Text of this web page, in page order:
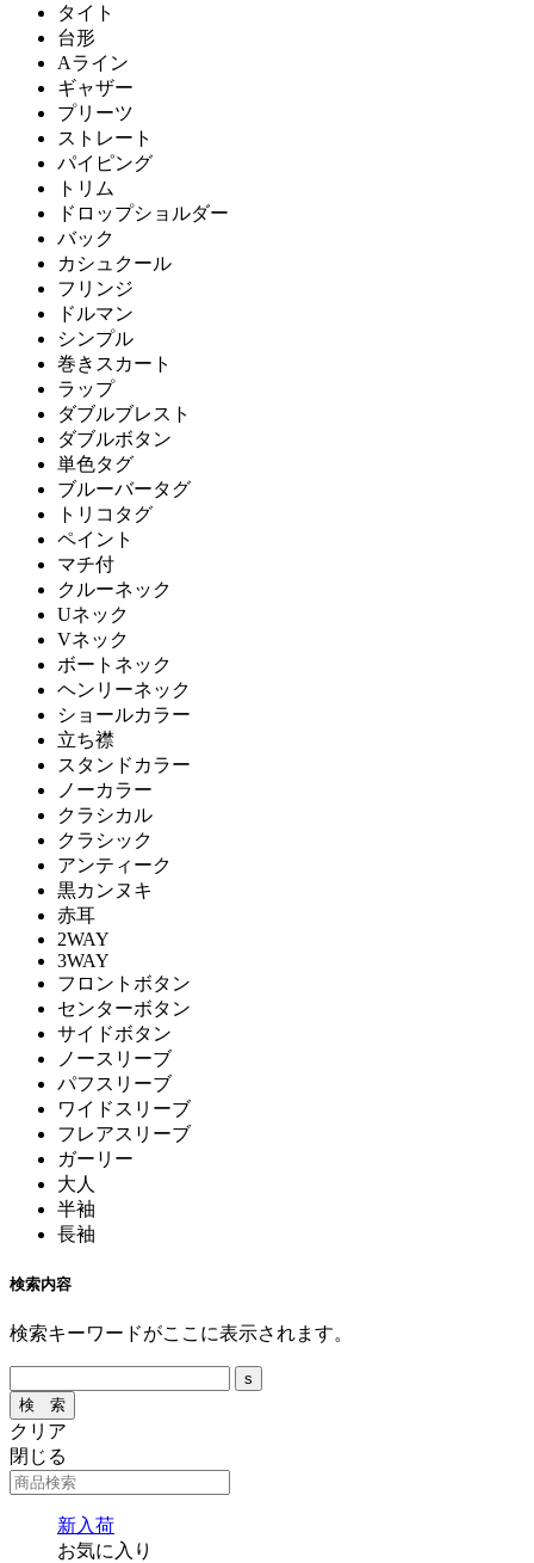
タイト
台形
Aライン
ギャザー
プリーツ
ストレート
パイピング
トリム
ドロップショルダー
バック
カシュクール
フリンジ
ドルマン
シンプル
巻きスカート
ラップ
ダブルブレスト
ダブルボタン
単色タグ
ブルーバータグ
トリコタグ
ペイント
マチ付
クルーネック
Uネック
Vネック
ボートネック
ヘンリーネック
ショールカラー
立ち襟
スタンドカラー
ノーカラー
クラシカル
クラシック
アンティーク
黒カンヌキ
赤耳
2WAY
3WAY
フロントボタン
センターボタン
サイドボタン
ノースリーブ
パフスリーブ
ワイドスリーブ
フレアスリーブ
ガーリー
大人
半袖
長袖
検索内容
検索キーワードがここに表示されます。
クリア
閉じる
新入荷
お気に入り